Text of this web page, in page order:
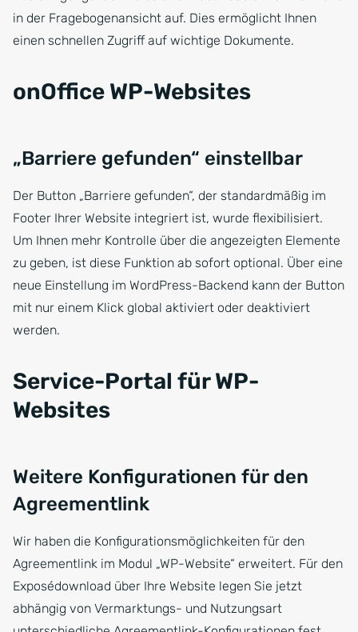
in der Fragebogenansicht auf. Dies ermöglicht Ihnen
einen schnellen Zugriff auf wichtige Dokumente.
onOffice WP-Websites
„Barriere gefunden“ einstellbar
Der Button „Barriere gefunden“, der standardmäßig im
Footer Ihrer Website integriert ist, wurde flexibilisiert.
Um Ihnen mehr Kontrolle über die angezeigten Elemente
zu geben, ist diese Funktion ab sofort optional. Über eine
neue Einstellung im WordPress-Backend kann der Button
mit nur einem Klick global aktiviert oder deaktiviert
werden.
Service-Portal für WP-
Websites
Weitere Konfigurationen für den
Agreementlink
Wir haben die Konfigurationsmöglichkeiten für den
Agreementlink im Modul „WP-Website“ erweitert. Für den
Exposédownload über Ihre Website legen Sie jetzt
abhängig von Vermarktungs- und Nutzungsart